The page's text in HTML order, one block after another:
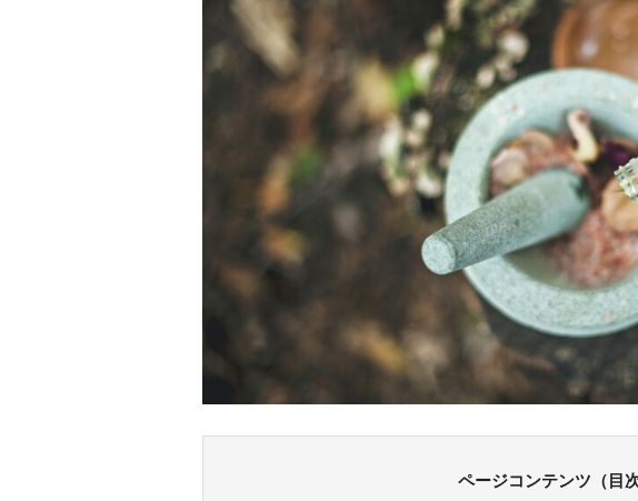
ページコンテンツ（目次